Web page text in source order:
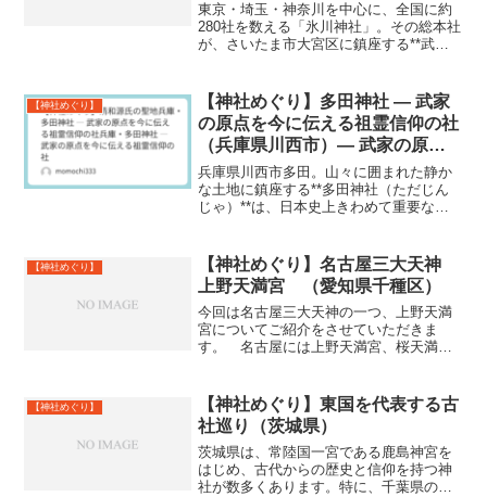
東京・埼玉・神奈川を中心に、全国に約
280社を数える「氷川神社」。その総本社
が、さいたま市大宮区に鎮座する**武蔵
皇の御代に創建されたと伝わる古社で、
関東一円...
【神社めぐり】
【神社めぐり】多田神社 ― 武家
の原点を今に伝える祖霊信仰の社
（兵庫県川西市）― 武家の原点
を今に伝える祖霊信仰の社
兵庫県川西市多田。山々に囲まれた静か
な土地に鎮座する**多田神社（ただじん
じゃ）**は、日本史上きわめて重要な一
家へと連なる武家の系譜。その“武士とし
ての源氏”が本格的...
【神社めぐり】
【神社めぐり】名古屋三大天神
上野天満宮 （愛知県千種区）
今回は名古屋三大天神の一つ、上野天満
宮についてご紹介をさせていただきま
す。 名古屋には上野天満宮、桜天満
「名古屋三大天神」と呼ばれていま
す。 菅原公は勉学の神様としても信...
【神社めぐり】
【神社めぐり】東国を代表する古
社巡り（茨城県）
茨城県は、常陸国一宮である鹿島神宮を
はじめ、古代からの歴史と信仰を持つ神
社が数多くあります。特に、千葉県の香